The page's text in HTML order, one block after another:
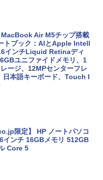
Air M5チップ搭載
トブック：AIとApple Intell
インチLiquid Retinaディ
ユニファイドメモリ、1
ージ、12MPセンターフレ
日本語キーボード、Touch I
限定】 HP ノートパソコ
インチ 16GBメモリ 512GB
Core 5